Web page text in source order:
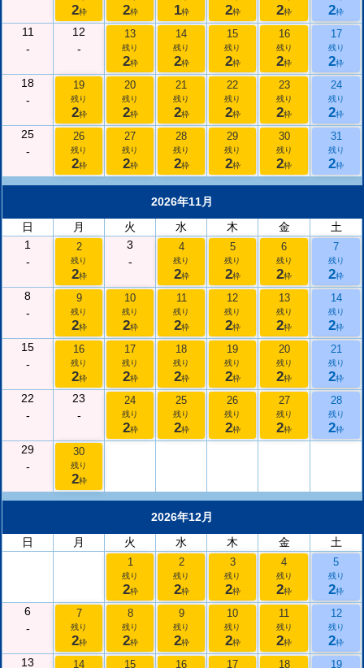
2枠 2枠 1枠 2枠 2枠 2枠
11
-
12
-
13
残り
2枠
14
残り
2枠
15
残り
2枠
16
残り
2枠
17
残り
2枠
18
-
19
残り
2枠
20
残り
2枠
21
残り
2枠
22
残り
2枠
23
残り
2枠
24
残り
2枠
25
-
26
残り
2枠
27
残り
2枠
28
残り
2枠
29
残り
2枠
30
残り
2枠
31
残り
2枠
2026年11月
日
月 火 水 木 金
土
1
-
2
残り
2枠
3
-
4
残り
2枠
5
残り
2枠
6
残り
2枠
7
残り
2枠
8
-
9
残り
2枠
10
残り
2枠
11
残り
2枠
12
残り
2枠
13
残り
2枠
14
残り
2枠
15
-
16
残り
2枠
17
残り
2枠
18
残り
2枠
19
残り
2枠
20
残り
2枠
21
残り
2枠
22
-
23
-
24
残り
2枠
25
残り
2枠
26
残り
2枠
27
残り
2枠
28
残り
2枠
29
-
30
残り
2枠
2026年12月
日
月 火 水 木 金 土
1
残り
2枠
2
残り
2枠
3
残り
2枠
4
残り
2枠
5
残り
2枠
6
-
7
残り
2枠
8
残り
2枠
9
残り
2枠
10
残り
2枠
11
残り
2枠
12
残り
2枠
13 14 15 16 17 18 19